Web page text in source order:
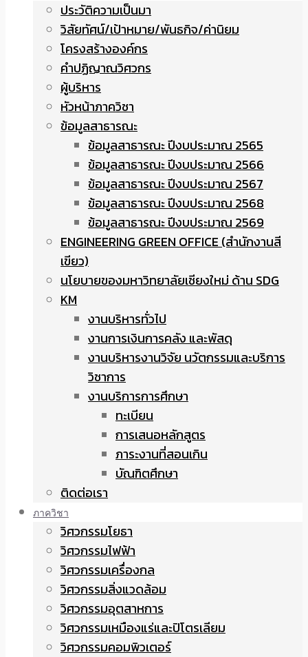
ประวัติความเป็นมา
วิสัยทัศน์/เป้าหมาย/พันธกิจ/ค่านิยม
โครงสร้างองค์กร
คำปฏิญาณวิศวกร
ผู้บริหาร
หัวหน้าภาควิชา
ข้อมูลสาธารณะ
ข้อมูลสาธารณะ ปีงบประมาณ 2565
ข้อมูลสาธารณะ ปีงบประมาณ 2566
ข้อมูลสาธารณะ ปีงบประมาณ 2567
ข้อมูลสาธารณะ ปีงบประมาณ 2568
ข้อมูลสาธารณะ ปีงบประมาณ 2569
ENGINEERING GREEN OFFICE (สำนักงานสี
เขียว)
นโยบายของมหาวิทยาลัยเชียงใหม่ ด้าน SDG
KM
งานบริหารทั่วไป
งานการเงินการคลัง และพัสดุ
งานบริหารงานวิจัย นวัตกรรมและบริการ
วิชาการ
งานบริการการศึกษา
ทะเบียน
การเสนอหลักสูตร
ภาระงานที่สอนเกิน
บัณฑิตศึกษา
ติดต่อเรา
ภาควิชา
วิศวกรรมโยธา
วิศวกรรมไฟฟ้า
วิศวกรรมเครื่องกล
วิศวกรรมสิ่งแวดล้อม
วิศวกรรมอุตสาหการ
วิศวกรรมเหมืองแร่และปิโตรเลียม
วิศวกรรมคอมพิวเตอร์